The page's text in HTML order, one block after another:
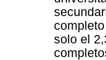
solo el